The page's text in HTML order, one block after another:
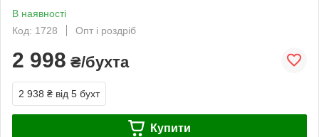
В наявності
Код: 1728
Опт і роздріб
2 998 ₴/бухта
2 938 ₴ від 5 бухт
Купити